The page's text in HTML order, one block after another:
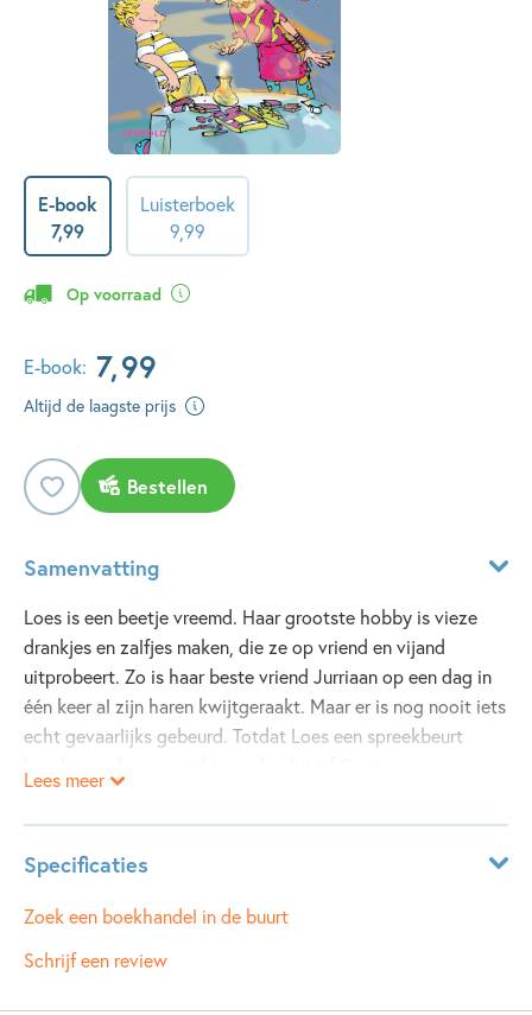
E-book
7,99
Luisterboek
999
Op voorraad
E-book: 7,99
Altijd de laagste prijs
Bestellen
Samenvatting
Loes is een beetje vreemd. Haar grootste hobby is vieze
drankjes en zalfjes maken, die ze op vriend en vijand
uitprobeert. Zo is haar beste vriend Jurriaan op een dag in
één keer al zijn haren kwijtgeraakt. Maar er is nog nooit iets
echt gevaarlijks gebeurd. Totdat Loes een spreekbeurt
geluksdrank toedient. Die wordt er niet gelukkig van, maar
wel behoorlijk woest. Loes wordt van school gestuurd en
gaat samen met Jur op zoek naar een nieuwe school, die
beter bij hen past. Daar kan Loes haar speciale gaven
verder ontwikkelen. Ze verlost haar vriend op
reumapijn bij bejaarden en zorgt voor een knaleffect bij de
Lees meer
Specificaties
Leeftijdsindicatie: 5 - 10 jaar
ISBN:
9789025854195
Zoek een boekhandel in de buurt
Schrijf een review